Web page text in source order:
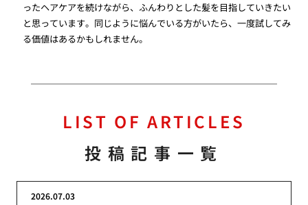
ったヘアケアを続けながら、ふんわりとした髪を目指していきたい
と思っています。同じように悩んでいる方がいたら、一度試してみ
る価値はあるかもしれません。
LIST OF ARTICLES
投稿記事一覧
2026.07.03